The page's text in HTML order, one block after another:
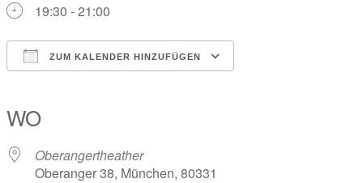
19:30 - 21:00
ZUM KALENDER HINZUFÜGEN
WO
Oberangertheather
Oberanger 38, München, 80331